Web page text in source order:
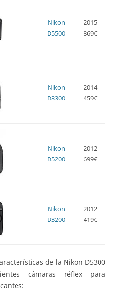
Nikon
D5500
2015
869€
Nikon
D3300
2014
459€
Nikon
D5200
2012
699€
Nikon
D3200
2012
419€
de la Nikon D5300
cámaras réflex para